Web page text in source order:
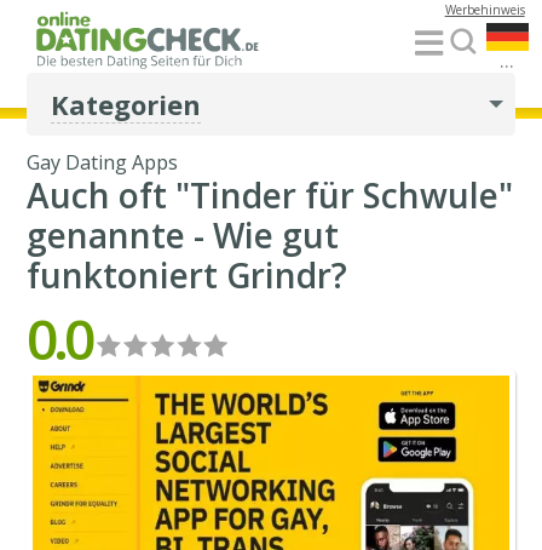
...
Werbehinweis
Kategorien
Gay Dating Apps
Auch oft "Tinder für Schwule"
genannte - Wie gut
funktoniert Grindr?
0.0